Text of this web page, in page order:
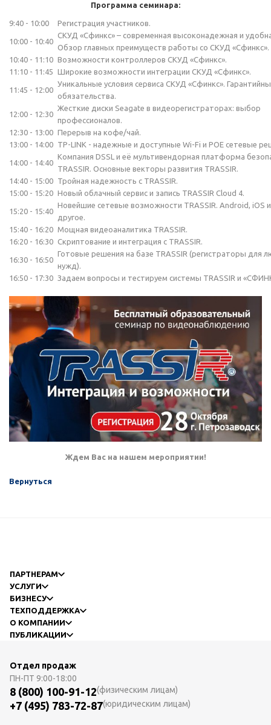
Программа семинара:
9:40 - 10:00 Регистрация участников.
10:00 - 10:40
СКУД «Сфинкс» – современная высоконадежная и
Обзор главных преимуществ работы со СКУД «Сфинкс».
10:40 - 11:10 Возможности контроллеров СКУД «Сфинкс».
11:10 - 11:45 Широкие возможности интеграции СКУД «Сфинкс».
11:45 - 12:00
Уникальные условия сервиса СКУД «Сфинкс».
обязательства.
12:00 - 12:30
Жесткие диски Seagate в видеорегистраторах: выбор
профессионалов.
12:30 - 13:00 Перерыв на кофе/чай.
13:00 - 14:00 TP-LINK - надежные и доступные Wi-Fi и POE сетевые
14:00 - 14:40
Компания DSSL и её мультивендорная платформа
TRASSIR. Основные векторы развития TRASSIR.
14:40 - 15:00 Тройная надежность с TRASSIR.
15:00 - 15:20 Новый облачный сервис и запись TRASSIR Cloud 4.
15:20 - 15:40
Новейшие сетевые возможности TRASSIR. Android, iOS
другое.
15:40 - 16:20 Мощная видеоаналитика TRASSIR.
16:20 - 16:30 Скриптование и интеграция с TRASSIR.
16:30 - 16:50
Готовые решения на базе TRASSIR (регистраторы для
нужд).
16:50 - 17:30 Задаем вопросы и тестируем системы TRASSIR и
Ждем Вас на нашем мероприятии!
Вернуться
ПАРТНЕРАМ
УСЛУГИ
БИЗНЕСУ
ТЕХПОДДЕРЖКА
О КОМПАНИИ
ПУБЛИКАЦИИ
Отдел продаж
ПН-ПТ 9:00-18:00
8 (800) 100-91-12(физическим лицам)
+7 (495) 783-72-87(юридическим лицам)